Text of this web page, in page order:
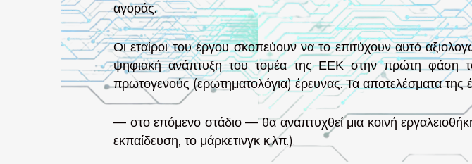
αγοράς.
Οι εταίροι του έργου σκοπεύουν να το επιτύχουν αυτό
ψηφιακή ανάπτυξη του τομέα της ΕΕΚ στην πρώτη φάση
πρωτογενούς (ερωτηματολόγια) έρευνας. Τα αποτελέσματα της
— στο επόμενο στάδιο — θα αναπτυχθεί μια κοινή
εκπαίδευση, το μάρκετινγκ κ.λπ.).